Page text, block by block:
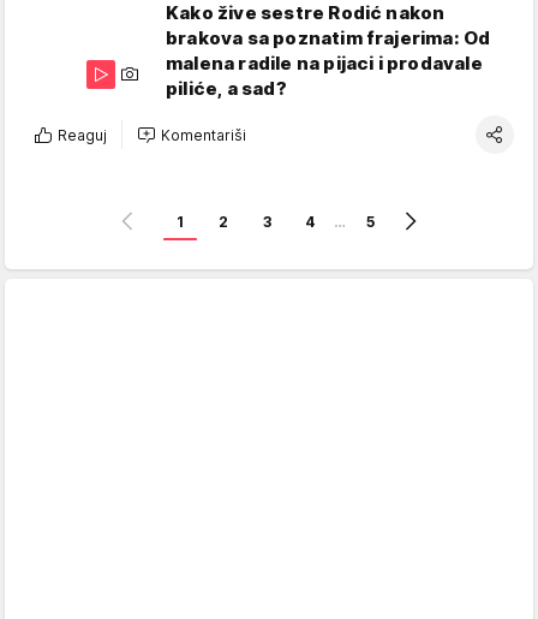
Kako žive sestre Rodić nakon
brakova sa poznatim frajerima: Od
malena radile na pijaci i prodavale
piliće, a sad?
Reaguj Komentariši
1 2 3 4 … 5